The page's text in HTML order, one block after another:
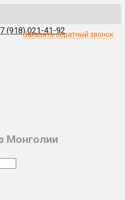
(918) 021-41-92
Заказать обратный звонок
Монголии